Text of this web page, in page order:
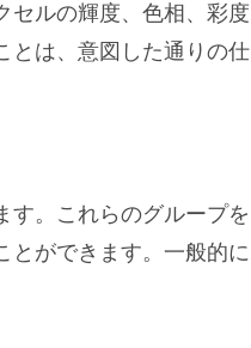
セルの輝度、色相、彩度
とは、意図した通りの仕
す。これらのグループを
とができます。一般的に